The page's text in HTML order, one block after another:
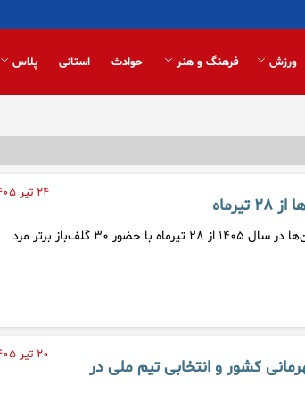
ورزش فرهنگ و هنر حوادث استانی پلاس
۲۴ تیر ۱۴۰۵
فصل آغازین مسابقات گلف برترین‌ها در سال ۱۴۰۵ از ۲۸ تیرماه با حضور ۳۰ گلف‌باز برتر مرد
۲۰ تیر ۱۴۰۵
کشور و انتخابی تیم ملی در